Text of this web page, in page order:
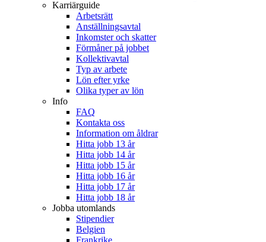
Karriärguide
Arbetsrätt
Anställningsavtal
Inkomster och skatter
Förmåner på jobbet
Kollektivavtal
Typ av arbete
Lön efter yrke
Olika typer av lön
Info
FAQ
Kontakta oss
Information om åldrar
Hitta jobb 13 år
Hitta jobb 14 år
Hitta jobb 15 år
Hitta jobb 16 år
Hitta jobb 17 år
Hitta jobb 18 år
Jobba utomlands
Stipendier
Belgien
Frankrike